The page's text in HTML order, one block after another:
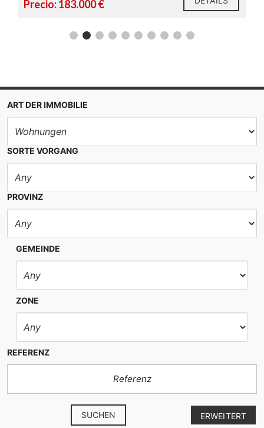
Precio: 183.000 €
ART DER IMMOBILIE
SORTE VORGANG
PROVINZ
GEMEINDE
ZONE
REFERENZ
ERWEITERT
SUCHEN